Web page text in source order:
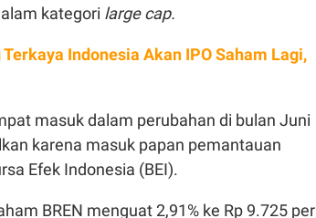
kategori large cap.
Indonesia Akan IPO Saham Lagi,
masuk dalam perubahan di bulan Juni
karena masuk papan pemantauan
Efek Indonesia (BEI).
BREN menguat 2,91% ke Rp 9.725 per